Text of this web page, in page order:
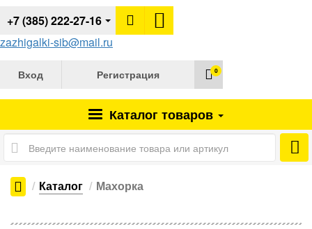
+7 (385) 222-27-16
zazhigalki-sib@mail.ru
Вход Регистрация 0
Каталог товаров
Каталог Махорка